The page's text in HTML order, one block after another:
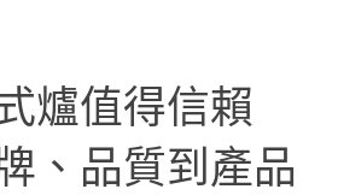
爐值得信賴
、品質到產品